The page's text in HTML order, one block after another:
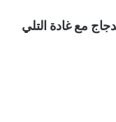
مع غادة التلي